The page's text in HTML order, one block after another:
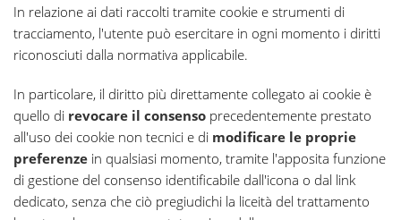
In relazione ai dati raccolti tramite cookie e strumenti di
tracciamento, l'utente può esercitare in ogni momento i diritti
riconosciuti dalla normativa applicabile.
In particolare, il diritto più direttamente collegato ai cookie è
quello di revocare il consenso precedentemente prestato
all'uso dei cookie non tecnici e di modificare le proprie
preferenze in qualsiasi momento, tramite l'apposita funzione
di gestione del consenso identificabile dall'icona o dal link
dedicato, senza che ciò pregiudichi la liceità del trattamento